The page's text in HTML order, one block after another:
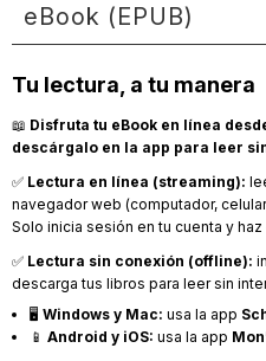
eBook (EPUB)
Tu lectura, a tu manera
📖 Disfruta tu eBook en línea
descárgalo en la app para leer
✅ Lectura en línea (streaming):
navegador web (computador,
Solo inicia sesión en tu cuenta y haz
✅ Lectura sin conexión (offline):
descarga tus libros para leer sin
🖥️ Windows y Mac: usa la app
📱 Android y iOS: usa la app